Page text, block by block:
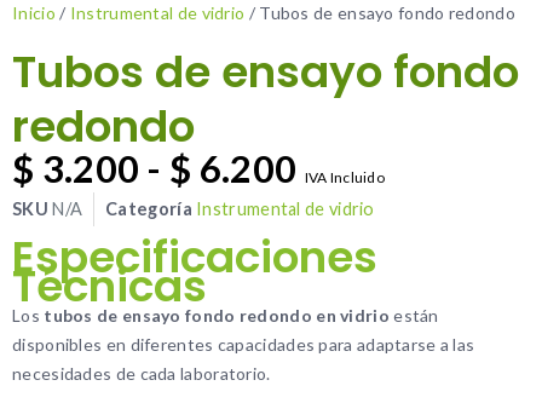
Inicio / Instrumental de vidrio / Tubos de ensayo fondo redondo
Tubos de ensayo fondo
redondo
$ 3.200 - $ 6.200 IVA Incluido
SKUN/A Categoría Instrumental de vidrio
Especificaciones
Técnicas
Los tubos de ensayo fondo redondo en vidrio están
disponibles en diferentes capacidades para adaptarse a las
necesidades de cada laboratorio.